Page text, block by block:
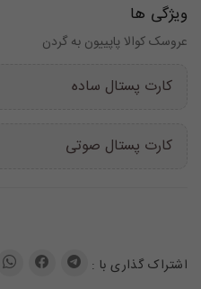
ویژگی ها
عروسک کوالا پاپییون به گردن
کارت پستال ساده
کارت پستال صوتی
اشتراک گذاری با :